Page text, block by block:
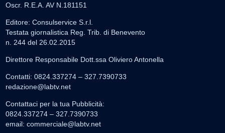
Oscr. R.E.A. AV N.181151
Editore: Consulservice S.r.l.
Testata giornalistica Reg. Trib. di Benevento
n. 244 del 26.02.2015
Direttore Responsabile Dott.ssa Oliviero Antonella
Contatti: 0824.337274 – 327.7390733
redazione@labtv.net
Contattaci per la tua Pubblicità:
0824.337274 – 327.7390733
email: commerciale@labtv.net